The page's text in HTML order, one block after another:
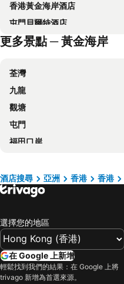
香港黃金海岸酒店
屯門貝爾特酒店
青逸酒店
九龍維景酒店
富豪機場酒店
仕德福酒店
Silka Tsuen Wan, Hong Kong
Regala Skycity Hotel
香港康得思酒店
Mini Central
龍堡國際酒店
宏基國際賓館
皇家太平洋酒店
Dorsett Mongkok, Hong Kong
更多景點 ─ 黃金海岸
荃灣
九龍
觀塘
屯門
福田口岸
香港國際機場
東涌
Wan Chai Metro Station
深水埗區
香港迪士尼樂園
羅湖口岸
酒店搜尋 亞洲 香港 香港
選擇您的地區
在 Google 上新增
輕鬆找到我們的結果：在 Google 上將
trivago 新增為首選來源。